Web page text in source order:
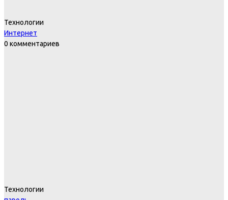
Технологии
Интернет
0 комментариев
Технологии